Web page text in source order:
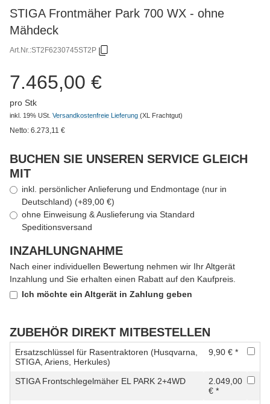
STIGA Frontmäher Park 700 WX - ohne
Mähdeck
Art.Nr.:ST2F6230745ST2P
7.465,00 €
pro Stk
inkl. 19% USt. Versandkostenfreie Lieferung (XL Frachtgut)
Netto: 6.273,11 €
BUCHEN SIE UNSEREN SERVICE GLEICH
MIT
inkl. persönlicher Anlieferung und Endmontage (nur in
Deutschland) (+89,00 €)
ohne Einweisung & Auslieferung via Standard
Speditionsversand
INZAHLUNGNAHME
Nach einer individuellen Bewertung nehmen wir Ihr Altgerät
Inzahlung und Sie erhalten einen Rabatt auf den Kaufpreis.
Ich möchte ein Altgerät in Zahlung geben
ZUBEHÖR DIREKT MITBESTELLEN
Ersatzschlüssel für Rasentraktoren (Husqvarna,
STIGA, Ariens, Herkules)
9,90 € *
STIGA Frontschlegelmäher EL PARK 2+4WD
2.049,00
€ *